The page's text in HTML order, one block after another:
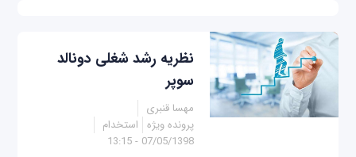
نظریه رشد شغلی دونالد
سوپر
مهسا قنبری
پرونده ویژه استخدام
07/05/1398 - 13:15